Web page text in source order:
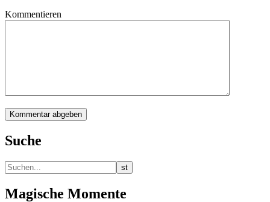
Kommentieren
Suche
Magische Momente